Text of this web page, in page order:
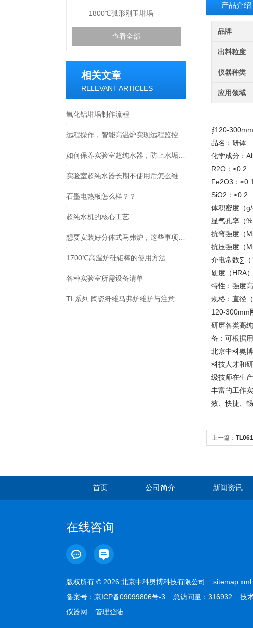
1800℃弧形刚玉坩埚
查看全部
相关文章
RELEVANT ARTICLES
氧化铝坩埚制作流程
石墨电热板怎么样？？
超纯水机的核心工艺
1700℃高温炉硅钼棒的使用方法
各种实验室所需设备清单
产品介绍
品牌
出料粒度
仪器种类
应用领域
∮120-300mm
品名：研钵
化学成分：
R2O：≤0.2
Fe2O3：≤0.1
SiO2：≤0.2
体积密度（
显气孔率（
抗弯强度（
抗压强度（
介电常数∑（
硬度（HRA
特性：强度
规格：直径
120-300mm
研磨各类高
备：可根据
北京中科奥
科技人才和
级技师在生
丰富的工作
效、快捷、
上一篇：
首页 公司简介 新闻资讯
在线咨询
版权所有 © 2026 北京中科奥博科技有限公司 sitemap.xml
备案号： 京ICP备09099806号-3 总访问量：316932 技术
仪器网
管理登陆